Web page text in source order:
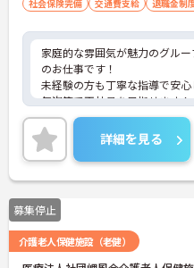
社会保険完備
交通費支給 退職金制
家庭的な雰囲気が魅力のグル
のお仕事です！
未経験の方も丁寧な指導で安
気次第で正社員を目指せます！
ご興味ある方には、面接のポ
細をお話致しますのでお気軽に
詳細を見る
募集停止
介護老人保健施設（老健）